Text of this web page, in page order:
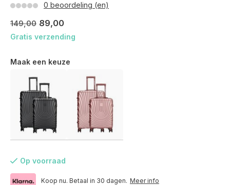
0 beoordeling (en)
149,00 89,00
Gratis verzending
Maak een keuze
Op voorraad
Koop nu. Betaal in 30 dagen. Meer info